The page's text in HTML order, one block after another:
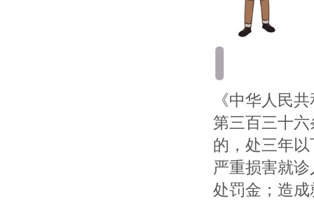
《中华人民
第三百三十
的，处三年
严重损害就
处罚金；造